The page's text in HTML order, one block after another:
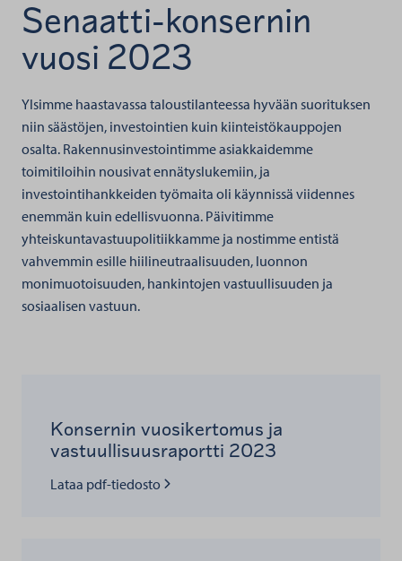
Senaatti-konsernin
vuosi 2023
Ylsimme haastavassa taloustilanteessa hyvään suorituksen
niin säästöjen, investointien kuin kiinteistökauppojen
osalta. Rakennusinvestointimme asiakkaidemme
toimitiloihin nousivat ennätyslukemiin, ja
investointihankkeiden työmaita oli käynnissä viidennes
enemmän kuin edellisvuonna. Päivitimme
yhteiskuntavastuupolitiikkamme ja nostimme entistä
vahvemmin esille hiilineutraalisuuden, luonnon
monimuotoisuuden, hankintojen vastuullisuuden ja
sosiaalisen vastuun.
Konsernin vuosikertomus ja
vastuullisuusraportti 2023
Lue lisää kohteesta
Lataa pdf-tiedosto